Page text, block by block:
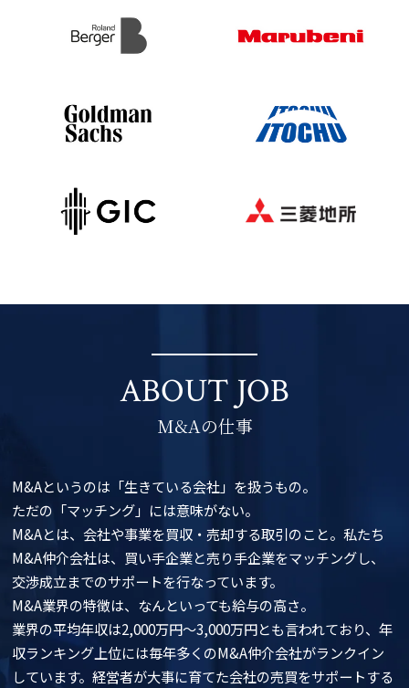
ABOUT JOB
M&Aの仕事
M&Aというのは「生きている会社」を扱うもの。
ただの「マッチング」には意味がない。
M&Aとは、会社や事業を買収・売却する取引のこと。私たち
M&A仲介会社は、買い手企業と売り手企業をマッチングし、
交渉成立までのサポートを行なっています。
M&A業界の特徴は、なんといっても給与の高さ。
業界の平均年収は2,000万円〜3,000万円とも言われており、年
収ランキング上位には毎年多くのM&A仲介会社がランクイン
しています。経営者が大事に育てた会社の売買をサポートする